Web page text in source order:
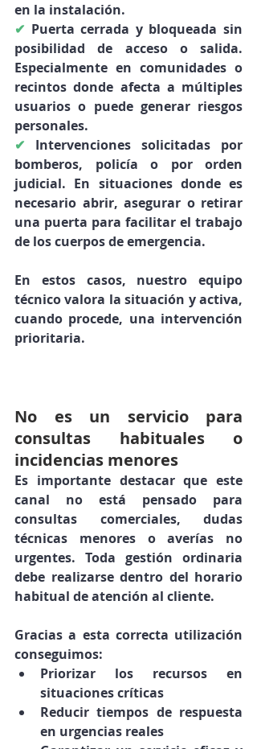
en la instalación.
✔ Puerta cerrada y bloqueada sin
Especialmente en comunidades o
recintos donde afecta a múltiples
usuarios o puede generar riesgos
personales.
✔
Intervenciones solicitadas por
bomberos, policía o por orden
judicial. En situaciones donde es
necesario abrir, asegurar o retirar
una puerta para facilitar el trabajo
de los cuerpos de emergencia.
En estos casos, nuestro equipo
técnico valora la situación y activa,
cuando procede, una intervención
prioritaria.
No es un servicio para
consultas habituales o
incidencias menores
Es importante destacar que este
canal no está pensado para
consultas comerciales, dudas
técnicas menores o averías no
urgentes. Toda gestión ordinaria
debe realizarse dentro del horario
habitual de atención al cliente.
Gracias a esta correcta utilización
conseguimos:
Priorizar los recursos en
situaciones críticas
Reducir tiempos de respuesta
en urgencias reales